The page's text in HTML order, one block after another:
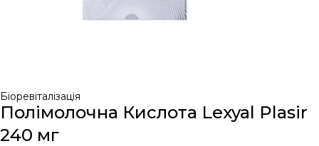
Біоревіталізація
Полімолочна Кислота Lexyal Plasir
240 мг